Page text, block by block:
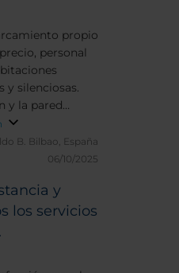
y
los servicios
propio
personal
y silenciosas.
y la pared
de baño
B. Bilbao, España
06/10/2025